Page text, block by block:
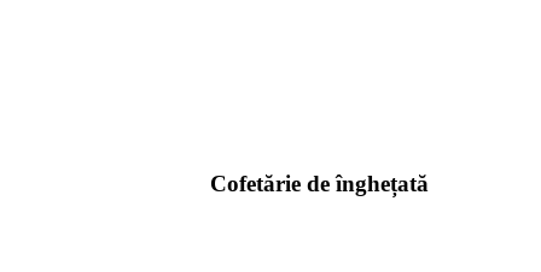
Cofetărie de înghețată